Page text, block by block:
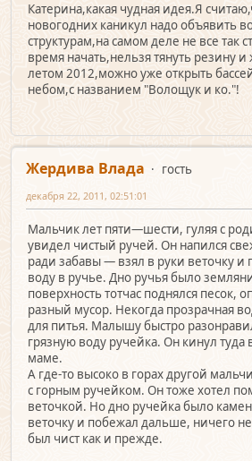
Катерина,какая чудная идея.Я
новогодних каникул надо объявить
структурам,на самом деле не все так
время начать,нельзя тянуть резину
летом 2012,можно уже открыть
небом,с названием "Волощук и ко."!
Жердива Влада
гость
декабря 22, 2011, 02:51:01
Мальчик лет пяти—шести, гуляя с
увидел чистый ручей. Он напился
ради забавы — взял в руки веточку и
воду в ручье. Дно ручья было
поверхность тотчас поднялся песок,
разный мусор. Некогда прозрачная
для питья. Малышу быстро
грязную воду ручейка. Он кинул туда
маме.
А где-то высоко в горах другой
с горным ручейком. Он тоже хотел
веточкой. Но дно ручейка было
веточку и побежал дальше, ничего
был чист как и прежде.